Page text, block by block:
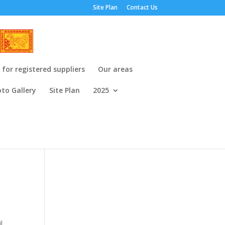
Site Plan Contact Us
registered suppliers Our areas
Gallery Site Plan 2025